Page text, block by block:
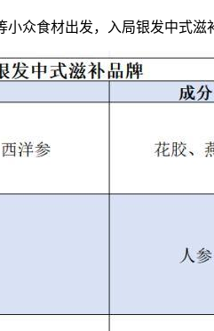
众食材出发，入局银发中式滋